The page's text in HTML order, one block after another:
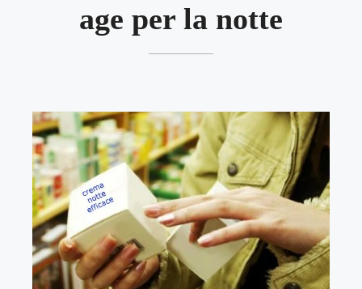
age per la notte